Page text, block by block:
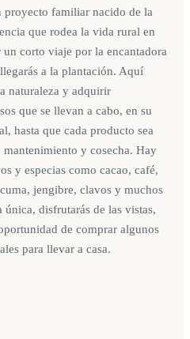
familiar nacido de la
que rodea la vida rural en
un corto viaje por la encantadora
a la plantación. Aquí
naturaleza y adquirir
que se llevan a cabo, en su
hasta que cada producto sea
y cosecha. Hay
y especias como cacao, café,
jengibre, clavos y muchos
única, disfrutarás de las vistas,
de comprar algunos
para llevar a casa.